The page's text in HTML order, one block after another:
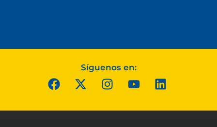
Síguenos en: